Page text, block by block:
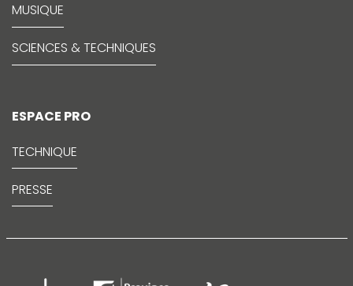
MUSIQUE
SCIENCES & TECHNIQUES
ESPACE PRO
TECHNIQUE
PRESSE